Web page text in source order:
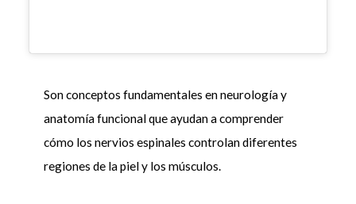
Son conceptos fundamentales en neurología y
anatomía funcional que ayudan a comprender
cómo los nervios espinales controlan diferentes
regiones de la piel y los músculos.